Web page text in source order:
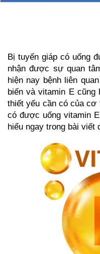
Bị tuyến giáp có uống
nhận được sự quan
hiện nay bệnh liên
biến và vitamin E cũng
thiết yếu cần có của cơ
có được uống vitamin
hiểu ngay trong bài viết